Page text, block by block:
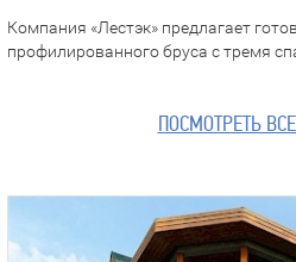
Компания «Лестэк» предлагает
профилированного бруса с тремя
ПОСМОТРЕТЬ